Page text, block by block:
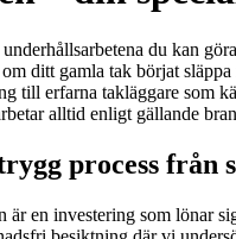
du kan
ditt gamla tak börjat
till erfarna takläggare som
alltid enligt gällande
process från
en investering som lönar